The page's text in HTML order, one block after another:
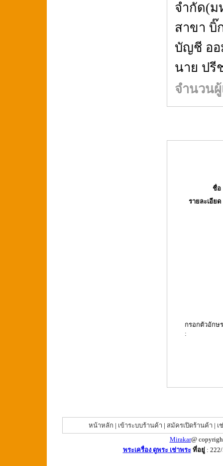
จำกัด(ม
สาขา บิ๊
บัญชี ออ
นาย ปรี
จำนวนผู้
ชื่อ
รายละเอียด
กรอกตัวอักษร
:
หน้าหลัก | เข้าระบบร้านค้า | สมัครเปิดร้านค้า | เ
Mirakar@
พระเครื่อง ดูพระ เช่าพระ ที่อยู่ :